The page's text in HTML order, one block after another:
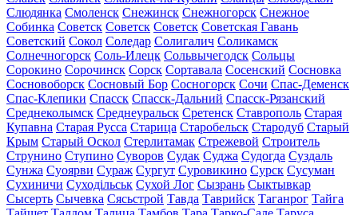
Слюдянка Смоленск Снежинск Снежногорск Снежное
Собинка Советск Советск Советск Советская Гавань
Советский Сокол Соледар Солигалич Соликамск
Солнечногорск Соль-Илецк Сольвычегодск Сольцы
Сорокино Сорочинск Сорск Сортавала Сосенский Сосновка
Сосновоборск Сосновый Бор Сосногорск Сочи Спас-Деменск
Спас-Клепики Спасск Спасск-Дальний Спасск-Рязанский
Среднеколымск Среднеуральск Сретенск Ставрополь Старая
Купавна Старая Русса Старица Старобельск Стародуб Старый
Крым Старый Оскол Стерлитамак Стрежевой Строитель
Струнино Ступино Суворов Судак Суджа Судогда Суздаль
Сунжа Суоярви Сураж Сургут Суровикино Сурск Сусуман
Сухиничи Суходільськ Сухой Лог Сызрань Сыктывкар
Сысерть Сычевка Сясьстрой Тавда Таврийск Таганрог Тайга